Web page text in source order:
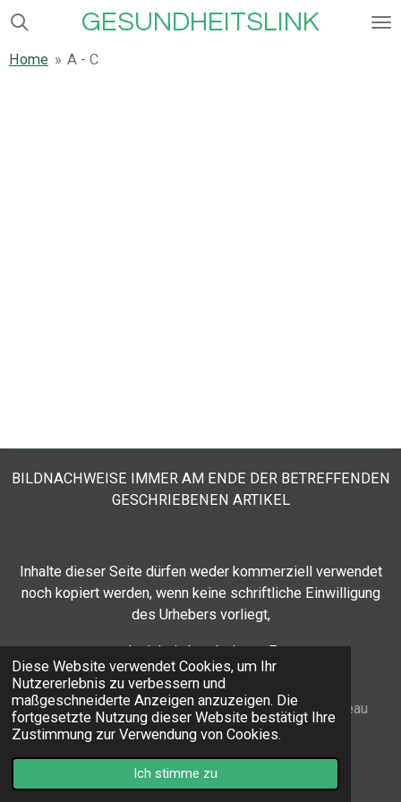
Diese Website verwendet Cookies, um Ihr
Nutzererlebnis zu verbessern und
maßgeschneiderte Anzeigen anzuzeigen. Die
fortgesetzte Nutzung dieser Website bestätigt Ihre
Zustimmung zur Verwendung von Cookies.
Ich stimme zu
Zum
springen
GESUNDHEITSLINK
Home » A - C
BILDNACHWEISE IMMER AM ENDE DER BETREFFENDEN
GESCHRIEBENEN ARTIKEL
Inhalte dieser Seite dürfen weder kommerziell verwendet
noch kopiert werden, wenn keine schriftliche Einwilligung
des Urhebers vorliegt,
- auch nicht in bearbeiteter Form.
© 2024 GESUNDHEITSLINK Impressum:Adviesbureau
RoenhorstR.H.J. Roenhorst, Belastingconsulent - NL-
Webador